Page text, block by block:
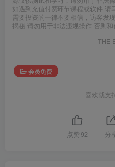
如遇到充值付费环节课程或软件 请
需要投资的一律不要相信，访客发
揭秘 请勿用于非法违规操作 否则和
THE
会员免费
喜欢就支
点赞 92 分